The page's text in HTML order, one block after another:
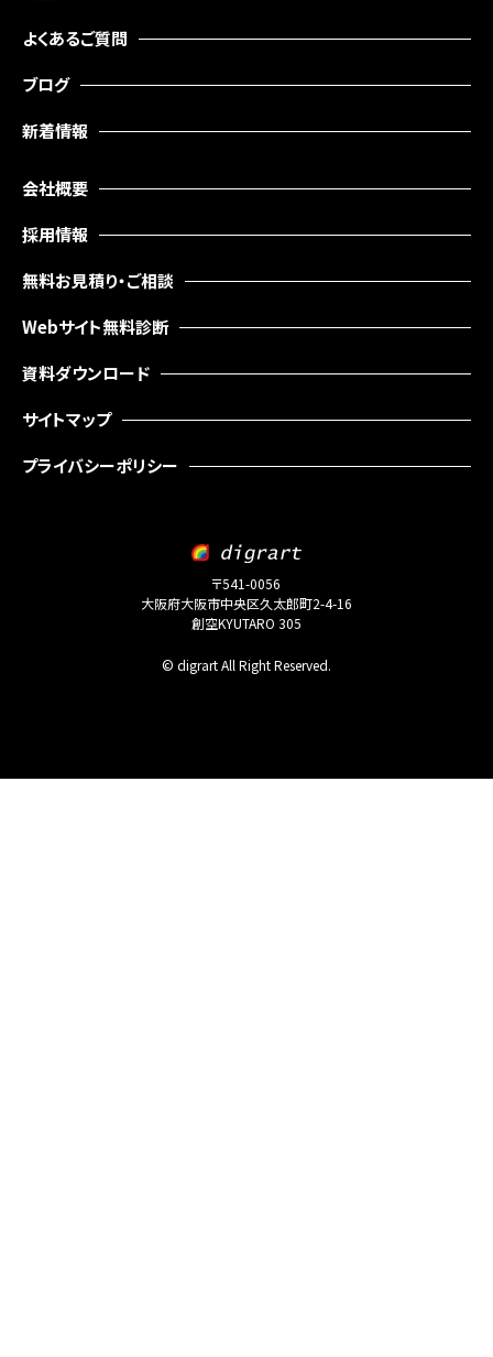
よくあるご質問
ブログ
新着情報
会社概要
採用情報
無料お見積り・ご相談
Webサイト無料診断
資料ダウンロード
サイトマップ
プライバシーポリシー
〒541-0056
大阪府大阪市中央区久太郎町2-4-16
創空KYUTARO 305
© digrart All Right Reserved.